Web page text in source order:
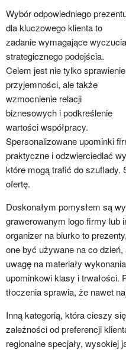
Wybór odpowiedniego
dla kluczowego klienta to
zadanie wymagające
strategicznego podejścia.
Celem jest nie tylko sprawienie
przyjemności, ale także
wzmocnienie relacji
biznesowych i podkreślenie
wartości współpracy.
Spersonalizowane upominki
praktyczne i odzwierciedlać
które mogą trafić do szuflady.
ofertę.
Doskonałym pomysłem są
grawerowanym logo firmy lub
organizer na biurko to
one być używane na co
uwagę na materiały
upominkowi klasy i trwałości.
tłoczenia sprawia, że nawet
Inną kategorią, która cieszy
zależności od preferencji
regionalne specjały, wysokiej